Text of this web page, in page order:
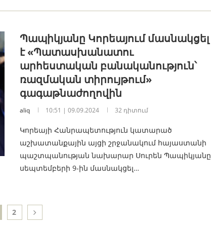
Պապիկյանը Կորեայում մասնակցել
է «Պատասխանատու
արհեստական բանականություն՝
ռազմական տիրույթում»
գագաթնաժողովին
aliq 10:51 | 09.09.2024 32 դիտում
Կորեայի Հանրապետություն կատարած
աշխատանքային այցի շրջանակում հայաստանի
պաշտպանության նախարար Սուրեն Պապիկյանը
սեպտեմբերի 9-ին մասնակցել…
2